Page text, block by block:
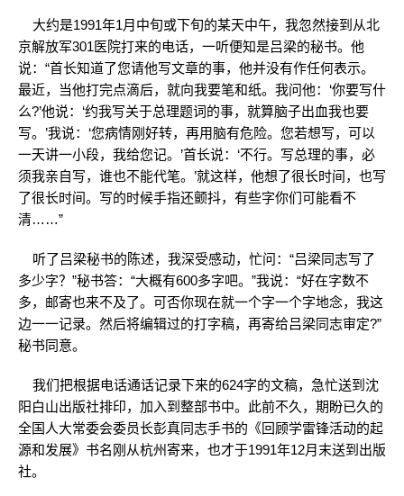
大约是1991年1月中旬或下旬的某天中午，我忽然接到从北
京解放军301医院打来的电话，一听便知是吕梁的秘书。他
说：“首长知道了您请他写文章的事，他并没有作任何表示。
最近，当他打完点滴后，就向我要笔和纸。我问他：‘你要写什
么?’他说：‘约我写关于总理题词的事，就算脑子出血我也要
写。’我说：‘您病情刚好转，再用脑有危险。您若想写，可以
一天讲一小段，我给您记。’首长说：‘不行。写总理的事，必
须我亲自写，谁也不能代笔。’就这样，他想了很长时间，也写
了很长时间。写的时候手指还颤抖，有些字你们可能看不
清……”
听了吕梁秘书的陈述，我深受感动，忙问：“吕梁同志写了
多少字？”秘书答：“大概有600多字吧。”我说：“好在字数不
多，邮寄也来不及了。可否你现在就一个字一个字地念，我这
边一一记录。然后将编辑过的打字稿，再寄给吕梁同志审定?”
秘书同意。
我们把根据电话通话记录下来的624字的文稿，急忙送到沈
阳白山出版社排印，加入到整部书中。此前不久，期盼已久的
全国人大常委会委员长彭真同志手书的《回顾学雷锋活动的起
源和发展》书名刚从杭州寄来，也才于1991年12月末送到出版
社。